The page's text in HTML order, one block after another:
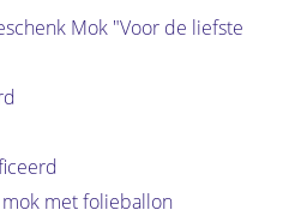
Mok "Voor de liefste
met folieballon